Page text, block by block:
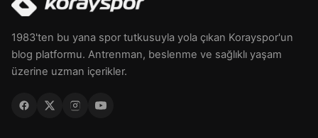
1983'ten bu yana spor tutkusuyla yola çıkan Korayspor'un
blog platformu. Antrenman, beslenme ve sağlıklı yaşam
üzerine uzman içerikler.